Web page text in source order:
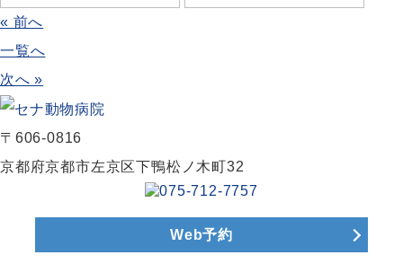
« 前へ
一覧へ
次へ »
〒606-0816
京都府京都市左京区下鴨松ノ木町32
Web予約